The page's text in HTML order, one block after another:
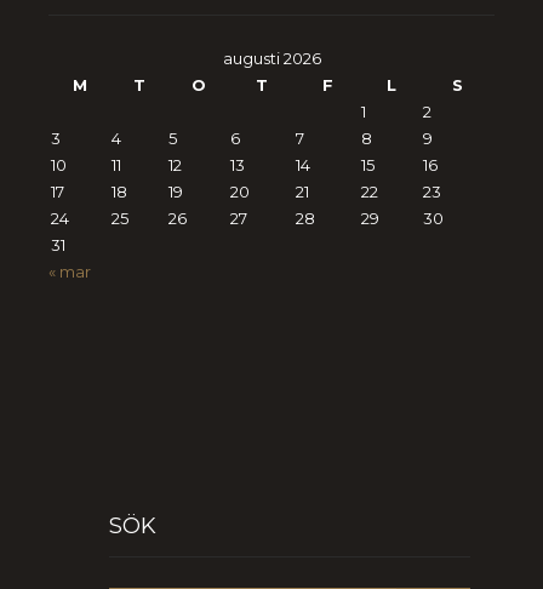
augusti 2026
M
T O T F L
S
1
2
3
4 5 6 7 8
9
10
11 12 13 14 15
16
17
18 19 20 21 22
23
24
25 26 27 28 29
30
31
« mar
SÖK